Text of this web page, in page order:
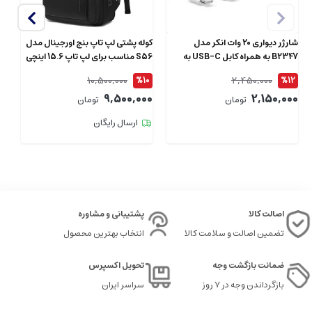
شارژر دیواری 20 وات انکر مدل
B2347 به همراه کابل USB-C به
طول 1.5 متر
%12
2,450,000
2,150,000 تومان
کوله پشتی لپ تاپ بنج اورجینال مدل
S56 مناسب برای لپ تاپ 15.6 اینچی
%10
10,500,000
9,500,000 تومان
ارسال رایگان
اصالت کالا
تضمین اصالت و سلامت کالا
پشتیبانی و مشاوره
انتخاب بهترین محصول
ضمانت بازگشت وجه
بازگرداندن وجه در ۷ روز
تحویل اکسپرس
سراسر ایران